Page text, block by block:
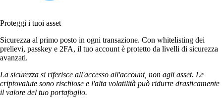
Proteggi i tuoi asset
Sicurezza al primo posto in ogni transazione. Con whitelisting dei
prelievi, passkey e 2FA, il tuo account è protetto da livelli di sicurezza
avanzati.
La sicurezza si riferisce all'accesso all'account, non agli asset. Le
criptovalute sono rischiose e l'alta volatilità può ridurre drasticamente
il valore del tuo portafoglio.